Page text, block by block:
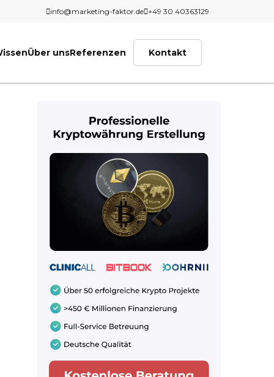
info@marketing-faktor.de +49 30 40363129
Über unsReferenzen Kontakt